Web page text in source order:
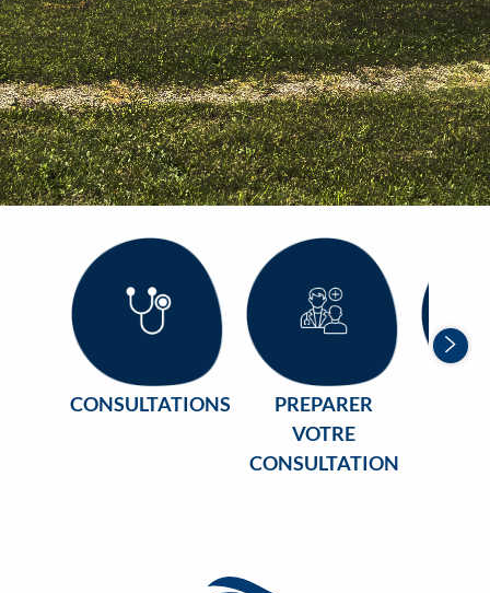
CONSULTATIONS
PREPARER
VOTRE
CONSULTATION